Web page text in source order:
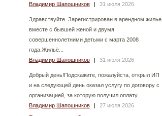
Владимир Шапошников
| 31 июля 2026
Здравствуйте. Зарегистрирован в арендном жилье
вместе с бывшей женой и двумя
совершеннолетними детьми с марта 2008
года.Жильё...
Владимир Шапошников
| 31 июля 2026
Добрый день!Подскажите, пожалуйста, открыл ИП
и на следующей день оказал услугу по договору с
организацией, за которую получил оплату...
Владимир Шапошников
| 27 июля 2026